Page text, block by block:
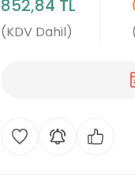
852,84 TL
(KDV Dahil)